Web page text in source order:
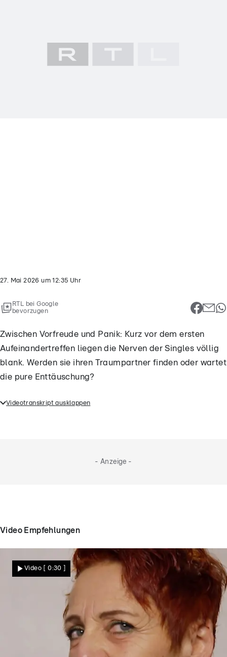
27. Mai 2026 um 12:35 Uhr
RTL bei Google
bevorzugen
Zwischen Vorfreude und Panik: Kurz vor dem ersten
Aufeinandertreffen liegen die Nerven der Singles völlig
blank. Werden sie ihren Traumpartner finden oder wartet
die pure Enttäuschung?
Zwischen Vorfreude und Panik: Kurz vor dem ersten
Videotranskript ausklappen
- Anzeige -
Video Empfehlungen
Video [ 0:30 ]